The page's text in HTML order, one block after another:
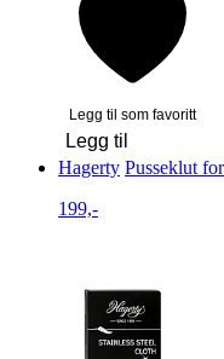
Legg til som favoritt
Legg til
Hagerty Pusseklut
199,-